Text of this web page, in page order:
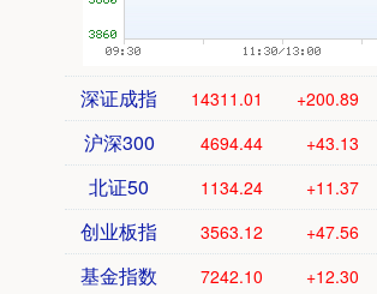
深证成指 14311.01 +200.89
沪深300 4694.44 +43.13
北证50 1134.24 +11.37
创业板指 3563.12 +47.56
基金指数 7242.10 +12.30